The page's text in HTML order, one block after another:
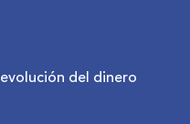
del dinero